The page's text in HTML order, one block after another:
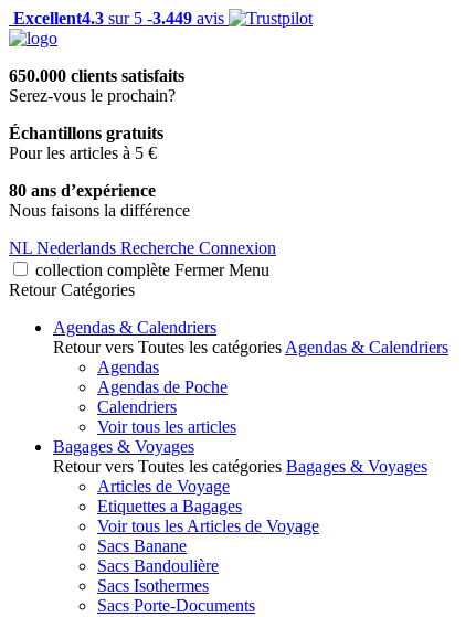
Excellent4.3 sur 5 -3.449 avis
650.000 clients satisfaits
Serez-vous le prochain?
Échantillons gratuits
Pour les articles à 5 €
80 ans d’expérience
Nous faisons la différence
NL Nederlands Recherche Connexion
collection complète Fermer Menu
Retour Catégories
Agendas & Calendriers
Retour vers Toutes les catégories Agendas & Calendriers
Agendas
Agendas de Poche
Calendriers
Voir tous les articles
Bagages & Voyages
Retour vers Toutes les catégories Bagages & Voyages
Articles de Voyage
Etiquettes a Bagages
Voir tous les Articles de Voyage
Sacs Banane
Sacs Bandoulière
Sacs Isothermes
Sacs Porte-Documents